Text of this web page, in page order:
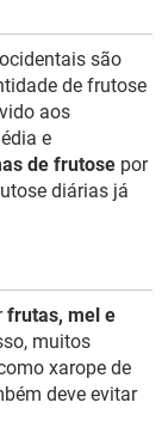
são
de frutose
aos
e
de frutose por
diárias já
frutas, mel e
muitos
xarope de
deve evitar